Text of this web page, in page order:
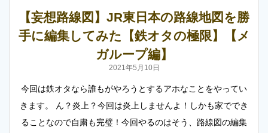
【妄想路線図】JR東日本の路線地図を勝
手に編集してみた【鉄オタの極限】【メ
ガループ編】
2021年5月10日
今回は鉄オタなら誰もがやろうとするアホなことをやってい
きます。 ん？炎上？今回は炎上しませんよ！しかも家ででき
ることなので自粛も完璧！今回やるのはそう、路線図の編集